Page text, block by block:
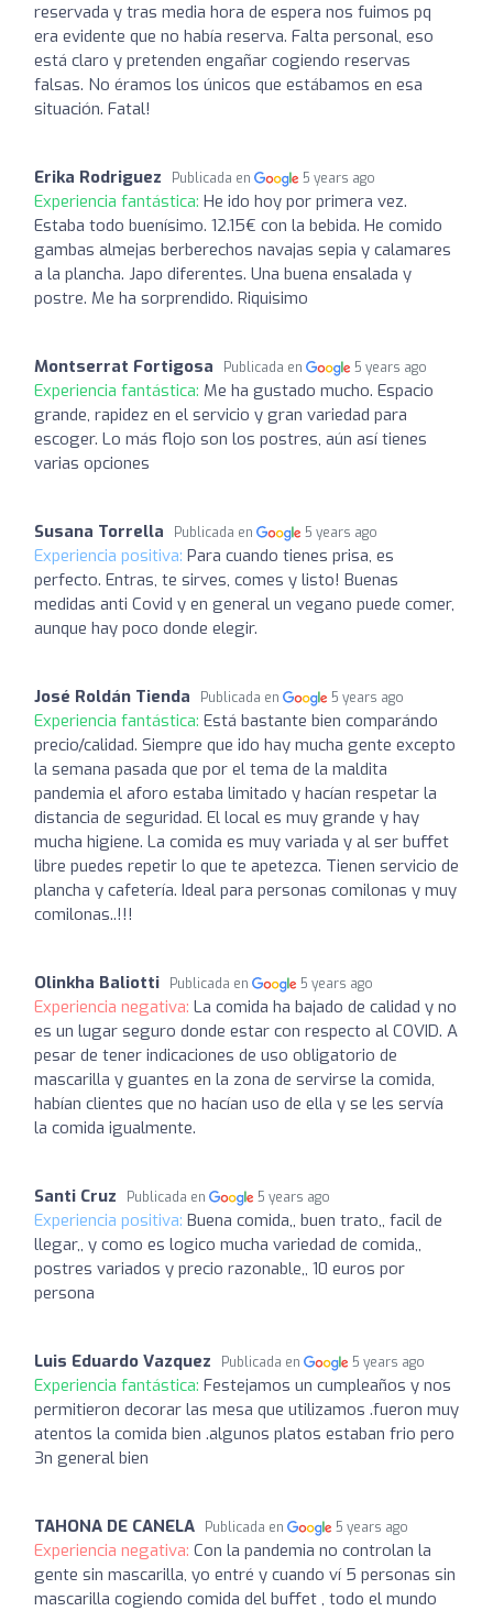
reservada y tras media hora de espera nos fuimos pq
era evidente que no había reserva. Falta personal, eso
está claro y pretenden engañar cogiendo reservas
falsas. No éramos los únicos que estábamos en esa
situación. Fatal!
Erika Rodriguez Publicada en 5 years ago
Experiencia fantástica: He ido hoy por primera vez.
Estaba todo buenísimo. 12.15€ con la bebida. He comido
gambas almejas berberechos navajas sepia y calamares
a la plancha. Japo diferentes. Una buena ensalada y
postre. Me ha sorprendido. Riquisimo
Montserrat Fortigosa Publicada en 5 years ago
Experiencia fantástica: Me ha gustado mucho. Espacio
grande, rapidez en el servicio y gran variedad para
escoger. Lo más flojo son los postres, aún así tienes
varias opciones
Susana Torrella Publicada en 5 years ago
Experiencia positiva: Para cuando tienes prisa, es
perfecto. Entras, te sirves, comes y listo! Buenas
medidas anti Covid y en general un vegano puede comer,
aunque hay poco donde elegir.
José Roldán Tienda Publicada en 5 years ago
Experiencia fantástica: Está bastante bien comparándo
precio/calidad. Siempre que ido hay mucha gente excepto
la semana pasada que por el tema de la maldita
pandemia el aforo estaba limitado y hacían respetar la
distancia de seguridad. El local es muy grande y hay
mucha higiene. La comida es muy variada y al ser buffet
libre puedes repetir lo que te apetezca. Tienen servicio de
plancha y cafetería. Ideal para personas comilonas y muy
comilonas..!!!
Olinkha Baliotti Publicada en 5 years ago
Experiencia negativa: La comida ha bajado de calidad y no
es un lugar seguro donde estar con respecto al COVID. A
pesar de tener indicaciones de uso obligatorio de
mascarilla y guantes en la zona de servirse la comida,
habían clientes que no hacían uso de ella y se les servía
la comida igualmente.
Santi Cruz Publicada en 5 years ago
Experiencia positiva: Buena comida,, buen trato,, facil de
llegar,, y como es logico mucha variedad de comida,,
postres variados y precio razonable,, 10 euros por
persona
Luis Eduardo Vazquez Publicada en 5 years ago
Experiencia fantástica: Festejamos un cumpleaños y nos
permitieron decorar las mesa que utilizamos .fueron muy
atentos la comida bien .algunos platos estaban frio pero
3n general bien
TAHONA DE CANELA Publicada en 5 years ago
Experiencia negativa: Con la pandemia no controlan la
gente sin mascarilla, yo entré y cuando ví 5 personas sin
mascarilla cogiendo comida del buffet , todo el mundo